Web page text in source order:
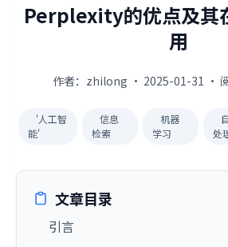
Perplexity的优点及其
用
作者：zhilong · 2025-01-31 ·
'人工智
能'
信息
检索
机器
学习
处
文章目录
引言